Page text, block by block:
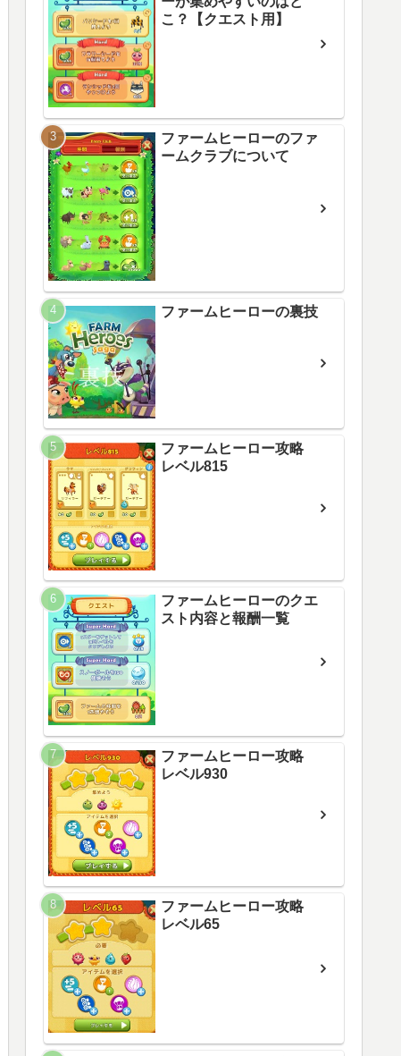
こ？【クエスト用】
ファームヒーローのファ
ームクラブについて
ファームヒーローの裏技
ファームヒーロー攻略
レベル815
ファームヒーローのクエ
スト内容と報酬一覧
ファームヒーロー攻略
レベル930
ファームヒーロー攻略
レベル65